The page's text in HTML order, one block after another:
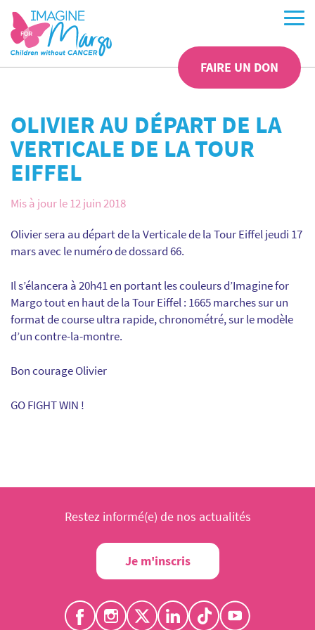
FAIRE UN DON
OLIVIER AU DÉPART DE LA
VERTICALE DE LA TOUR
EIFFEL
Mis à jour le 12 juin 2018
Olivier sera au départ de la Verticale de la Tour Eiffel jeudi 17
mars avec le numéro de dossard 66.
Il s’élancera à 20h41 en portant les couleurs d’Imagine for
Margo tout en haut de la Tour Eiffel : 1665 marches sur un
format de course ultra rapide, chronométré, sur le modèle
d’un contre-la-montre.
Bon courage Olivier
GO FIGHT WIN !
Restez informé(e) de nos actualités
Je m'inscris